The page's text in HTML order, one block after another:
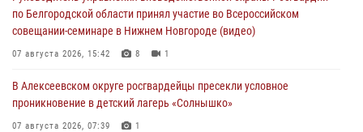
по Белгородской области принял участие во Всероссийском
совещании-семинаре в Нижнем Новгороде (видео)
07 августа 2026, 15:42 8 1
В Алексеевском округе росгвардейцы пресекли условное
проникновение в детский лагерь «Солнышко»
07 августа 2026, 07:39 1